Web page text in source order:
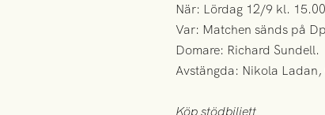
När: Lördag 12/9 kl.
Var: Matchen sänds på
Domare: Richard Sundell.
Avstängda: Nikola Ladan,